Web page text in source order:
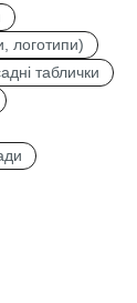
логотипи)
таблички